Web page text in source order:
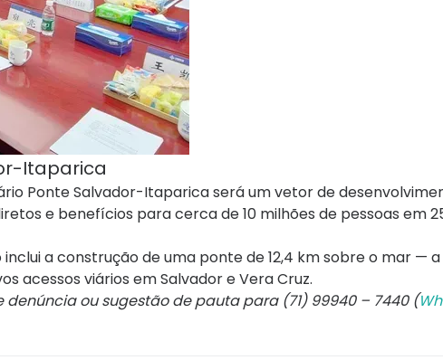
Itaparica
Ponte Salvador-Itaparica será um vetor de
e benefícios para cerca de 10 milhões de pessoas em
a construção de uma ponte de 12,4 km sobre o mar —
acessos viários em Salvador e Vera Cruz.
denúncia ou sugestão de pauta para (71) 99940 – 7440 (